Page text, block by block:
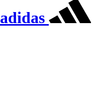
adidas